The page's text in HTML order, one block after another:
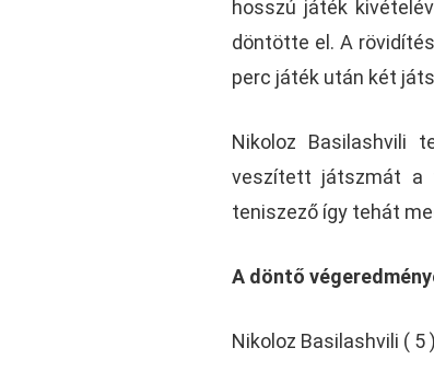
hosszú játék
döntötte el. A
perc játék után két
Nikoloz Basilashvili
veszített játszmát a
teniszező így tehát
A döntő
Nikoloz Basilashvili (